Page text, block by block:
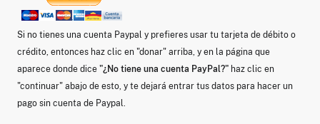
Si no tienes una cuenta Paypal y prefieres usar tu tarjeta de débito o
crédito, entonces haz clic en "donar" arriba, y en la página que
aparece donde dice "¿No tiene una cuenta PayPal?" haz clic en
"continuar" abajo de esto, y te dejará entrar tus datos para hacer un
pago sin cuenta de Paypal.